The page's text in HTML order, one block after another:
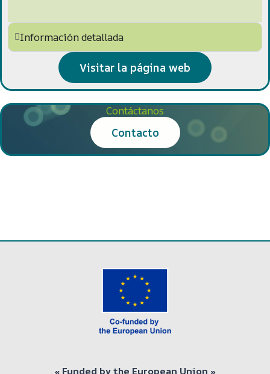
Información detallada
Visitar la página web
Contáctanos
Contacto
« Funded by the European Union »